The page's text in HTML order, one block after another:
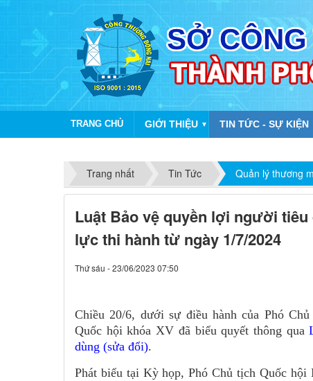
TRANG CHỦ GIỚI THIỆU ▼ TIN TỨC - SỰ KIỆN
Trang nhất
Tin Tức Quản lý thương
Luật Bảo vệ quyền lợi người
lực thi hành từ ngày 1/7/2024
Thứ sáu - 23/06/2023 07:50
Chiều 20/6, dưới sự điều hành của Phó
Quốc hội khóa XV đã biểu quyết thông qua
dùng (sửa đổi).
Phát biểu tại Kỳ họp, Phó Chủ tịch Quốc